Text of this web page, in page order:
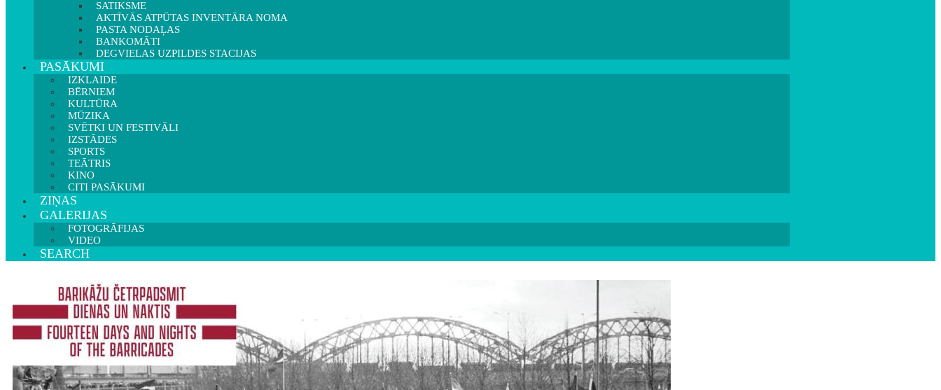
SATIKSME
AKTĪVĀS ATPŪTAS INVENTĀRA NOMA
PASTA NODAĻAS
BANKOMĀTI
DEGVIELAS UZPILDES STACIJAS
PASĀKUMI
IZKLAIDE
BĒRNIEM
KULTŪRA
MŪZIKA
SVĒTKI UN FESTIVĀLI
IZSTĀDES
SPORTS
TEĀTRIS
KINO
CITI PASĀKUMI
ZIŅAS
GALERIJAS
FOTOGRĀFIJAS
VIDEO
SEARCH